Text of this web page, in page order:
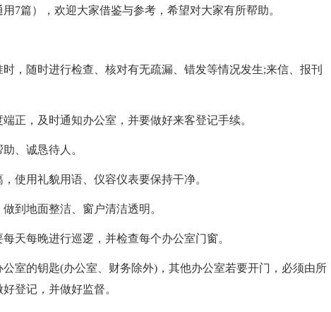
7篇），欢迎大家借鉴与参考，希望对大家有所帮助。
，随时进行检查、核对有无疏漏、错发等情况发生;来信、报刊
正，及时通知办公室，并要做好来客登记手续。
、诚恳待人。
使用礼貌用语、仪容仪表要保持干净。
到地面整洁、窗户清洁透明。
天每晚进行巡逻，并检查每个办公室门窗。
室的钥匙(办公室、财务除外)，其他办公室若要开门，必须由所
登记，并做好监督。